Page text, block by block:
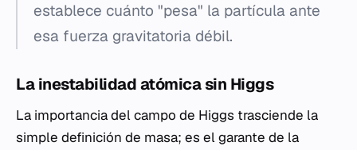
establece cuánto "pesa" la partícula ante
esa fuerza gravitatoria débil.
La inestabilidad atómica sin Higgs
La importancia del campo de Higgs trasciende la
simple definición de masa; es el garante de la